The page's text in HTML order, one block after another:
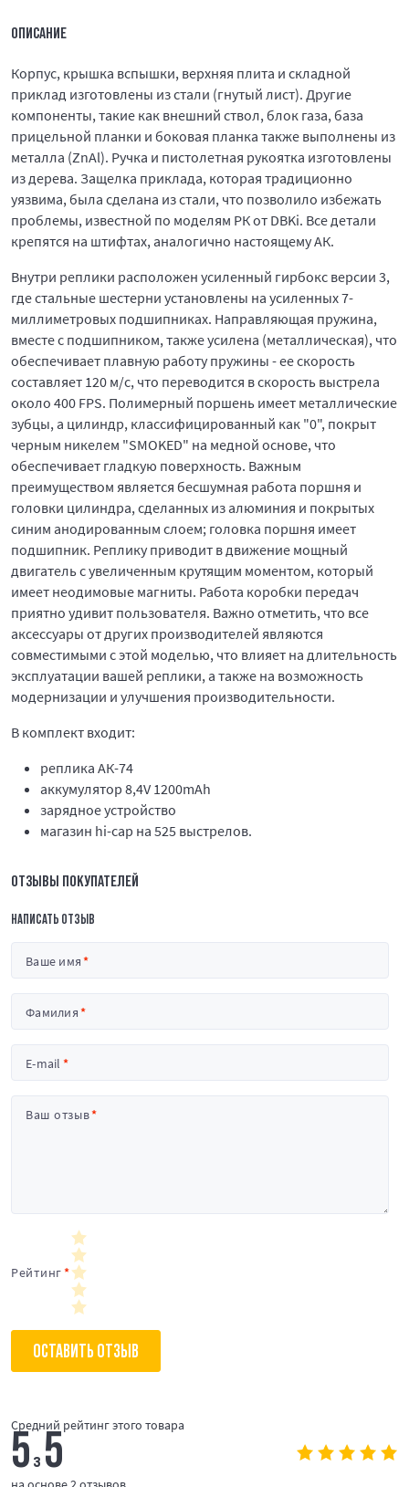
ОПИСАНИЕ
Корпус, крышка вспышки, верхняя плита и складной
приклад изготовлены из стали (гнутый лист). Другие
компоненты, такие как внешний ствол, блок газа, база
прицельной планки и боковая планка также выполнены из
металла (ZnAl). Ручка и пистолетная рукоятка изготовлены
из дерева. Защелка приклада, которая традиционно
уязвима, была сделана из стали, что позволило избежать
проблемы, известной по моделям РК от DBKi. Все детали
крепятся на штифтах, аналогично настоящему АК.
Внутри реплики расположен усиленный гирбокс версии 3,
где стальные шестерни установлены на усиленных 7-
миллиметровых подшипниках. Направляющая пружина,
вместе с подшипником, также усилена (металлическая), что
обеспечивает плавную работу пружины - ее скорость
составляет 120 м/с, что переводится в скорость выстрела
около 400 FPS. Полимерный поршень имеет металлические
зубцы, а цилиндр, классифицированный как "0", покрыт
черным никелем "SMOKED" на медной основе, что
обеспечивает гладкую поверхность. Важным
преимуществом является бесшумная работа поршня и
головки цилиндра, сделанных из алюминия и покрытых
синим анодированным слоем; головка поршня имеет
подшипник. Реплику приводит в движение мощный
двигатель с увеличенным крутящим моментом, который
имеет неодимовые магниты. Работа коробки передач
приятно удивит пользователя. Важно отметить, что все
аксессуары от других производителей являются
совместимыми с этой моделью, что влияет на длительность
эксплуатации вашей реплики, а также на возможность
модернизации и улучшения производительности.
В комплект входит:
реплика АК-74
аккумулятор 8,4V 1200mAh
зарядное устройство
магазин hi-cap на 525 выстрелов.
ОТЗЫВЫ ПОКУПАТЕЛЕЙ
НАПИСАТЬ ОТЗЫВ
Ваше имя
Фамилия
E-mail
Ваш отзыв
Рейтинг
ОСТАВИТЬ ОТЗЫВ
Средний рейтинг этого товара
5з 5